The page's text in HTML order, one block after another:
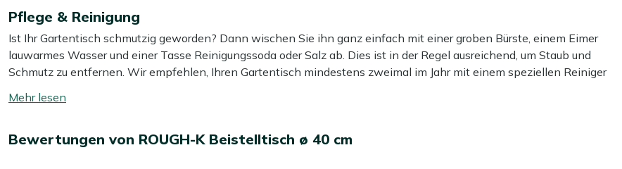
Achten Sie bitte darauf, ihn auf einen ebenen Untergrund zu stellen – besonders, wenn Sie Getränke darauf abstellen,
damit alles schön stabil stehen bleibt.
Eigenschaften
zwischen zwei Stühle.
oder Spiele.
Graues Aluminiumgestell:
umschalten
Pflege & Reinigung
Ist Ihr Gartentisch schmutzig geworden? Dann wischen Sie ihn ganz einfach mit einer groben Bürste, einem Eimer
lauwarmes Wasser und einer Tasse Reinigungssoda oder Salz ab. Dies ist in der Regel ausreichend, um Staub und
Schmutz zu entfernen. Wir empfehlen, Ihren Gartentisch mindestens zweimal im Jahr mit einem speziellen Reiniger
Tischplatte. Vermeiden Sie die Verwendung eines Hochdruckreinigers, da dies das Material beschädigen kann.
Zusätzlicher Schutz
Bewertungen von ROUGH-K Beistelltisch ø 40 cm